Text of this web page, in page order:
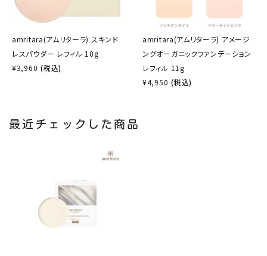
amritara(アムリターラ) スキンド
レスパウダー レフィル 10g
¥3,960 (税込)
amritara(アムリターラ) アメージ
ングオーガニックファンデーション
レフィル 11g
¥4,950 (税込)
最近チェックした商品